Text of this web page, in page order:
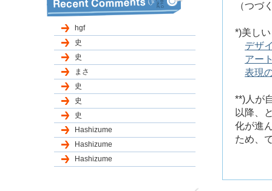
hgf
史
史
まさ
史
史
史
Hashizume
Hashizume
Hashizume
（つづ
*)美し
デザ
アー
表現
**)人が
以降、
化が進
ため、